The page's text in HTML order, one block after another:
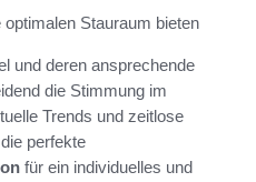
Stauraum bieten
und deren ansprechende
die Stimmung im
Trends und zeitlose
perfekte
für ein individuelles und